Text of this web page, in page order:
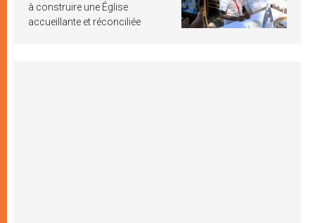
à construire une Église
accueillante et réconciliée